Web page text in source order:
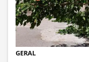
GERAL